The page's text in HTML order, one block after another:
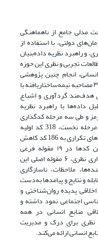
جامع از ناهماهنگی
دولتی، با استفاده از
و راهبرد نظریه داده‌بنیان
تجربی و نظری این حوزه
انجام چنین پژوهشی
ضروری به‌نظر می‌رسید. داده‌ها ازطریق ۳۰ مصاحبه نیمه‌ساختاریافته با
هدف‌مند گردآوری و اشباع
شد. تحلیل داده‌ها با راهبرد نظریه
و طی سه مرحله کد‌گذاری
(اولیه، متمرکز و نظری) انجام شد. در مرحله نخست، 318 کد اولیه
استخراج شد و پس از پالایش و حذف کدهای تکراری به 186 کد کاهش
یافت. در مرحله کدگذاری متمرکز، این کدها در ۱۹ مقوله فرعی
دسته‌بندی شدند و درنهایت در کذ‌گذاری نظری، ۶ مقوله اصلی این
ملاحظات، ناسازگاری
و نتایج و پیامدها به‌دست
پدیده روان‌شناختی و
اجتماعی نمود داشته و
منابع انسانی در همه
نظری برای درک و مدیریت
انسانی ارائه می‌کند.